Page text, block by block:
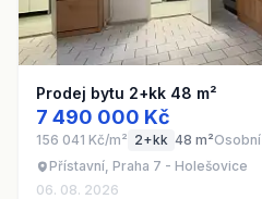
Prodej bytu 2+kk 48 m²
7 490 000 Kč
156 041 Kč/m² 2+kk 48 m²Osobní
Přístavní, Praha 7 - Holešovice
06. 08. 2026